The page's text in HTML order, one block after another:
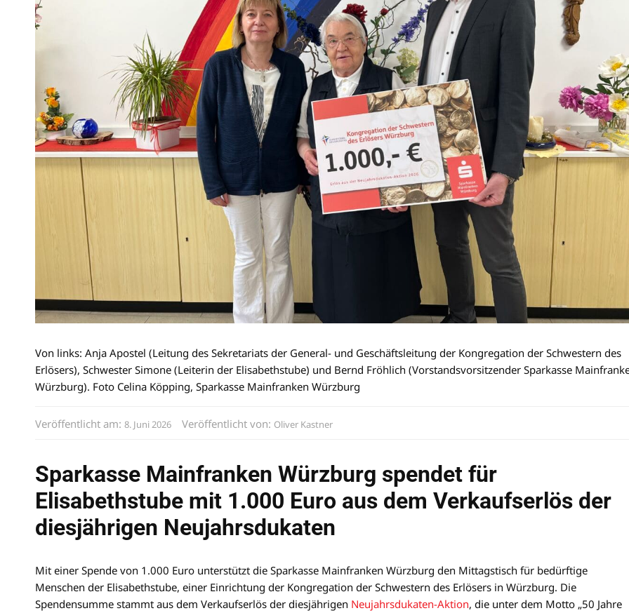
Von links: Anja Apostel (Leitung des Sekretariats der General- und Geschäftsleitung der Kongregation der Schwestern des
Erlösers), Schwester Simone (Leiterin der Elisabethstube) und Bernd Fröhlich (Vorstandsvorsitzender Sparkasse
Würzburg). Foto Celina Köpping, Sparkasse Mainfranken Würzburg
Veröffentlicht am: 8. Juni 2026 Veröffentlicht von: Oliver Kastner
Sparkasse Mainfranken Würzburg spendet für
Elisabethstube mit 1.000 Euro aus dem Verkaufserlös der
diesjährigen Neujahrsdukaten
Mit einer Spende von 1.000 Euro unterstützt die Sparkasse Mainfranken Würzburg den Mittagstisch für bedürftige
Menschen der Elisabethstube, einer Einrichtung der Kongregation der Schwestern des Erlösers in Würzburg. Die
Spendensumme stammt aus dem Verkaufserlös der diesjährigen Neujahrsdukaten-Aktion, die unter dem Motto „50 Jahre